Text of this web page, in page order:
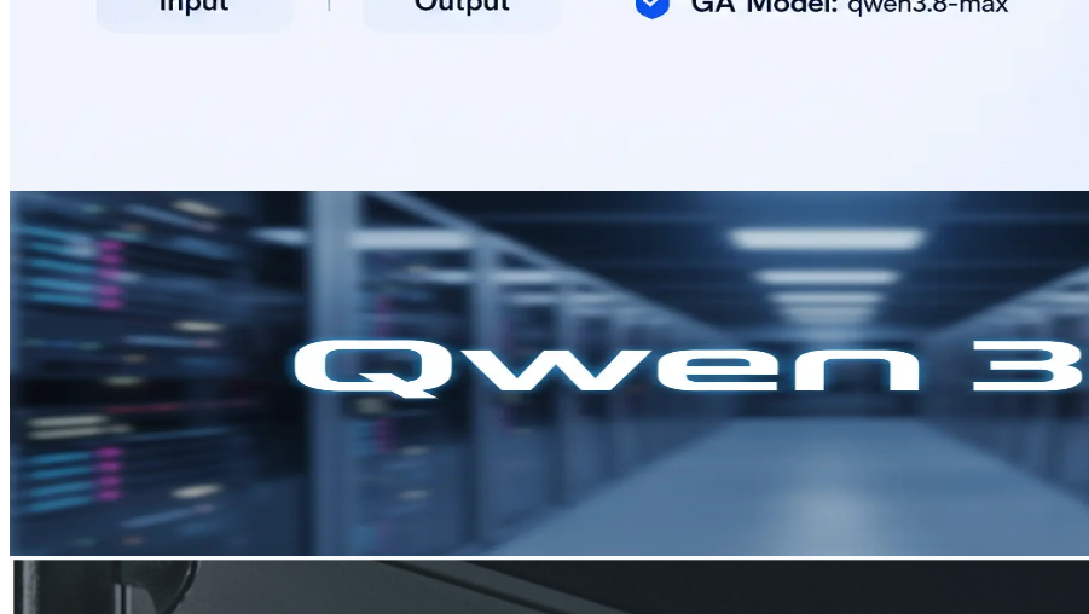
แบบ ให้เปิดใช้เมื่อส่งออกเป็น JSON - กำหนดตัวอย่างเอาต์พุต (structured examples) เพื่อคุมความสม่ำเสมอ - การควบคุมต้นทุ
และหยุดเมื่อเพียงพอ - เปิดใช้แคชสำหรับ system prompt/ความรู้คงที่ ถ้าผู้ให้บริการรองรับ - คุณภาพและรีเกรสชัน: - สร้าง
Mar 19, 2026
Qwen 3.5
วิธีใช้ Qwen 3.5 API
ในคืนก่อนวันตรุษจีน (16–17 ก.พ. 2026) Alibaba Group เปิดตัวโมเดลรุ่นถัดไป Qwen 3.5 — โมเดลมัลติโมดัลที่รองรับเอเจนต์
รายงานของสื่อในอุตสาหกรรมเน้นย้ำถึงคำกล่าวอ้างเรื่องการปรับปรุงประสิทธิภาพและต้นทุนอย่างมาก และการสนับสนุนอย่างร
เลือกสำหรับนักพัฒนาที่ต้องการการเข้าถึง API แบบโฮสต์ หรือการผสานการทำงานที่เข้ากันได้กับ OpenAI ขณะที่ AMD ประกาศ
Instinct ของตน. ByteDance เป็นหนึ่งในคู่แข่งรายใหญ่ภายในประเทศที่ออกอัปเกรดในช่วงเวลาวันหยุดเดียวกัน. OpenAI ยังคงเ
และรูปแบบการผสานการทำงาน.